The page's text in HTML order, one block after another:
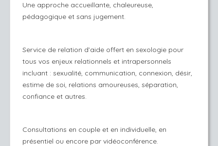
Une approche accueillante, chaleureuse,
pédagogique et sans jugement.
Service de relation d’aide offert en sexologie pour
tous vos enjeux relationnels et intrapersonnels
incluant : sexualité, communication, connexion, désir,
estime de soi, relations amoureuses, séparation,
confiance et autres.
Consultations en couple et en individuelle, en
présentiel ou encore par vidéoconférence.